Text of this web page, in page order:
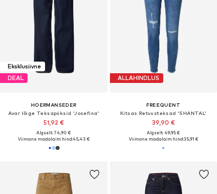
Eksklusiivne
DEAL
HOERMANSEDER
Avar lõige Teksapüksid 'Josefina'
51,92 €
Algselt: 74,90 €
Viimane madalaim hind:45,43 €
ALLAHINDLUS
FREEQUENT
Kitsas Retuusteksad 'SHANTAL'
39,90 €
Algselt: 49,95 €
Viimane madalaim hind:35,91 €